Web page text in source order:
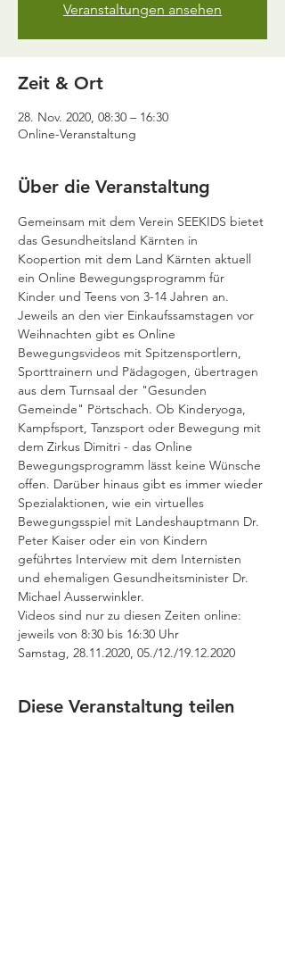
Veranstaltungen ansehen
Zeit & Ort
28. Nov. 2020, 08:30 – 16:30
Online-Veranstaltung
Über die Veranstaltung
Gemeinsam mit dem Verein SEEKIDS bietet
das Gesundheitsland Kärnten in
Koopertion mit dem Land Kärnten aktuell
ein Online Bewegungsprogramm für
Kinder und Teens von 3-14 Jahren an.
Jeweils an den vier Einkaufssamstagen vor
Weihnachten gibt es Online
Bewegungsvideos mit Spitzensportlern,
Sporttrainern und Pädagogen, übertragen
aus dem Turnsaal der "Gesunden
Gemeinde" Pörtschach. Ob Kinderyoga,
Kampfsport, Tanzsport oder Bewegung mit
dem Zirkus Dimitri - das Online
Bewegungsprogramm lässt keine Wünsche
offen. Darüber hinaus gibt es immer wieder
Spezialaktionen, wie ein virtuelles
Bewegungsspiel mit Landeshauptmann Dr.
Peter Kaiser oder ein von Kindern
geführtes Interview mit dem Internisten
und ehemaligen Gesundheitsminister Dr.
Michael Ausserwinkler.
Videos sind nur zu diesen Zeiten online:
jeweils von 8:30 bis 16:30 Uhr
Samstag, 28.11.2020, 05./12./19.12.2020
Diese Veranstaltung teilen